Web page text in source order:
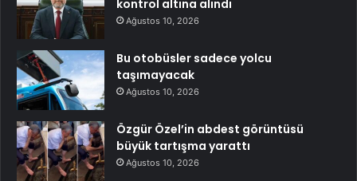
kontrol altına alındı
Ağustos 10, 2026
Bu otobüsler sadece yolcu
taşımayacak
Ağustos 10, 2026
Özgür Özel’in abdest görüntüsü
büyük tartışma yarattı
Ağustos 10, 2026